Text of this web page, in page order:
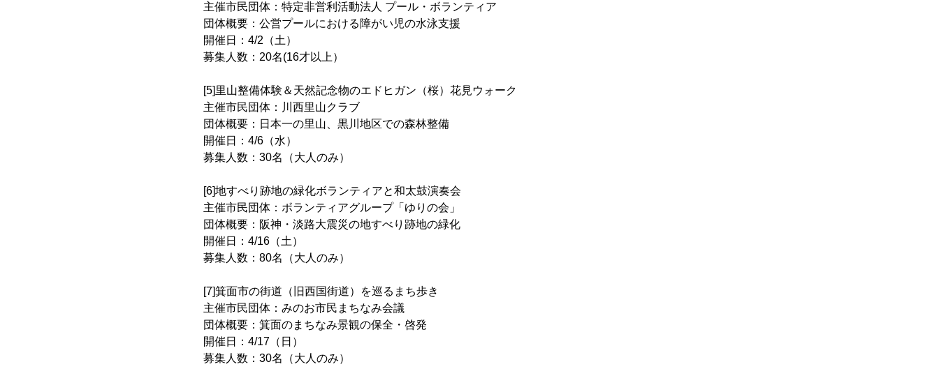
主催市民団体：特定非営利活動法人 プール・ボランティア
団体概要：公営プールにおける障がい児の水泳支援
開催日：4/2（土）
募集人数：20名(16才以上）
[5]里山整備体験＆天然記念物のエドヒガン（桜）花見ウォーク
主催市民団体：川西里山クラブ
団体概要：日本一の里山、黒川地区での森林整備
開催日：4/6（水）
募集人数：30名（大人のみ）
[6]地すべり跡地の緑化ボランティアと和太鼓演奏会
主催市民団体：ボランティアグループ「ゆりの会」
団体概要：阪神・淡路大震災の地すべり跡地の緑化
開催日：4/16（土）
募集人数：80名（大人のみ）
[7]箕面市の街道（旧西国街道）を巡るまち歩き
主催市民団体：みのお市民まちなみ会議
団体概要：箕面のまちなみ景観の保全・啓発
開催日：4/17（日）
募集人数：30名（大人のみ）